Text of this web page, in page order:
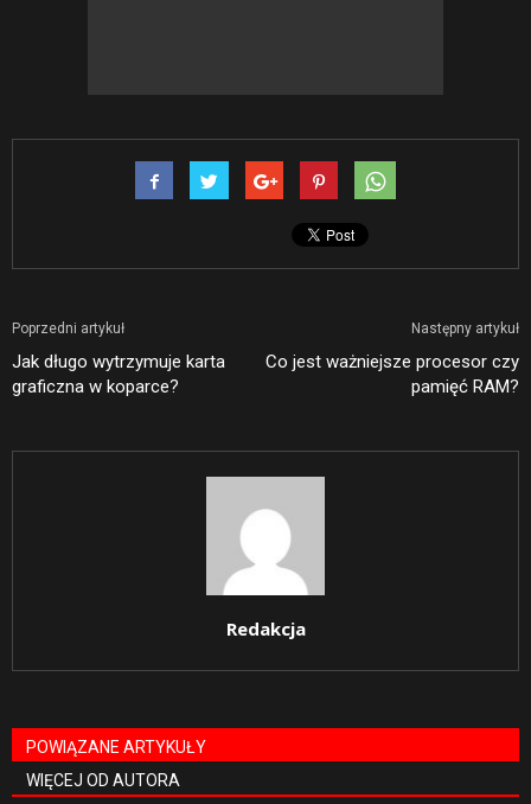
Poprzedni artykuł
Jak długo wytrzymuje karta
graficzna w koparce?
Następny artykuł
Co jest ważniejsze procesor czy
pamięć RAM?
Redakcja
POWIĄZANE ARTYKUŁY
WIĘCEJ OD AUTORA